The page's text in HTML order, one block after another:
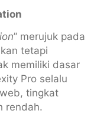
” merujuk pada
tetapi
memiliki dasar
Pro selalu
tingkat
rendah.